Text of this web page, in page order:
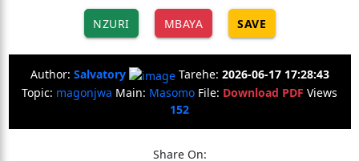
NZURI MBAYA SAVE
Author: Salvatory Tarehe: 2026-06-17 17:28:43
Topic: magonjwa Main: Masomo File: Download PDF Views
152
Share On: